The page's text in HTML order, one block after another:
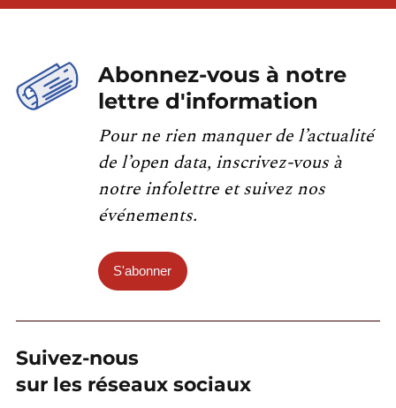
Abonnez-vous à notre
lettre d'information
Pour ne rien manquer de l’actualité
de l’open data, inscrivez-vous à
notre infolettre et suivez nos
événements.
S'abonner
Suivez-nous
sur les réseaux sociaux